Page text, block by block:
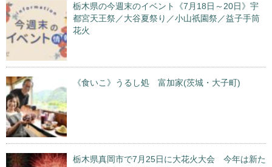
栃木県の今週末のイベント《7月18日～20日》宇
都宮天王祭／大谷夏祭り／小山祇園祭／益子手筒
花火
《食いこ》うるし処 富加家(茨城・大子町)
栃木県真岡市で7月25日に大花火大会 今年は新た